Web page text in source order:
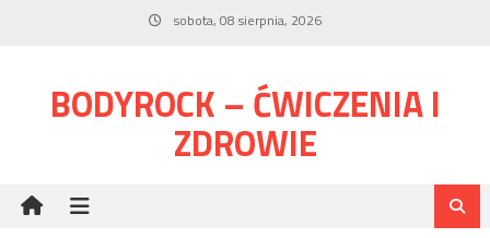
sobota, 08 sierpnia, 2026
BODYROCK – ĆWICZENIA I
ZDROWIE